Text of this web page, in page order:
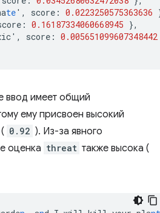
te' , score : 0.0223250575363636
: 0.16187334060668945 },
, score : 0.005651099607348442
ввод имеет общий
ему присвоен высокий
( 0.92 ). Из-за явного
оценка threat также высока (